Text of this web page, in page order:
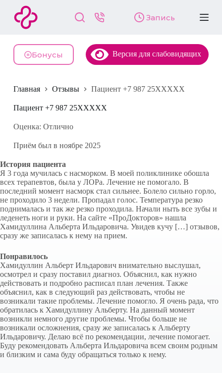
й
и
у
и
Запись
Бонусы Версия для слабовидящих
Главная Отзывы Пациент +7 987 25XXXXX
Пациент +7 987 25XXXXX
Оценка: Отлично
Приём был в ноябре 2025
История пациента
Я 3 года мучилась с насморком. В моей поликлинике обошла
всех терапевтов, была у ЛОРа. Лечение не помогало. В
последний момент насморк стал сильнее. Болело сильно горло,
не проходило 3 недели. Пропадал голос. Температура резко
поднималась и так же резко проходила. Начали ныть все зубы и
леденеть ноги и руки. На сайте «ПроДокторов» нашла
Хамидуллина Альберта Ильдаровича. Увидев кучу […] отзывов,
сразу же записалась к нему на прием.
Понравилось
Хамидуллин Альберт Ильдарович внимательно выслушал,
осмотрел и сразу поставил диагноз. Объяснил, как нужно
действовать и подробно расписал план лечения. Также
объяснил, как в следующий раз действовать, чтобы не
возникали такие проблемы. Лечение помогло. Я очень рада, что
обратилась к Хамидуллину Альберту. На данный момент
возникли немного другие проблемы. Чтобы больше не
возникали осложнения, сразу же записалась к Альберту
Ильдаровичу. Делаю всё по рекомендации, лечение помогает.
Буду рекомендовать Альберта Ильдаровича всем своим родным
и близким и сама буду обращаться только к нему.